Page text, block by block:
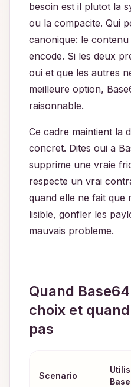
besoin est il plutot la
ou la compacite. Qui
canonique: le
encode. Si les deux
oui et que les autres
meilleure option,
raisonnable.
Ce cadre maintient la
concret. Dites oui a
supprime une vraie
respecte un vrai
quand elle ne fait que
lisible, gonfler les
mauvais probleme.
Quand
choix et
pas
Scenario